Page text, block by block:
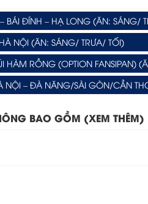
BÁI ĐÍNH – HẠ LONG (ĂN: SÁNG/
NỘI (ĂN: SÁNG/ TRƯA/ TỐI)
HÀM RỒNG (OPTION FANSIPAN)
NỘI – ĐÀ NĂNG/SÀI GÒN/CẦN
BAO GỒM (XEM THÊM)